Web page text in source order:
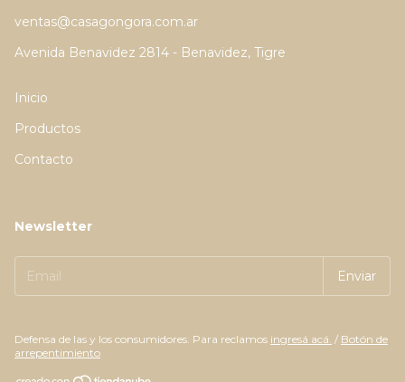
ventas@casagongora.com.ar
Avenida Benavidez 2814 - Benavidez, Tigre
Inicio
Productos
Contacto
Newsletter
Defensa de las y los consumidores. Para reclamos ingresá acá. / Botón de
arrepentimiento